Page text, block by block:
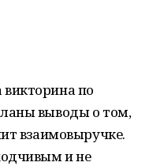
по
выводы о том,
взаимовыручке.
и не